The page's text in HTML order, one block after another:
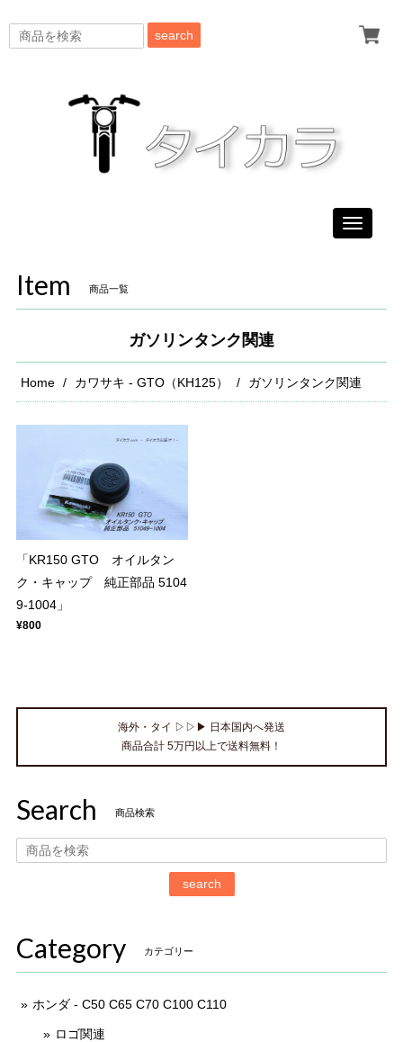
search
Toggle
Item 商品一覧
ガソリンタンク関連
Home カワサキ - GTO（KH125） ガソリンタンク関連
「KR150 GTO オイルタン
ク・キャップ 純正部品 5104
9-1004」
¥800
海外・タイ ▷▷▶ 日本国内へ発送
商品合計 5万円以上で送料無料！
Search 商品検索
search
Category カテゴリー
ホンダ - C50 C65 C70 C100 C110
ロゴ関連